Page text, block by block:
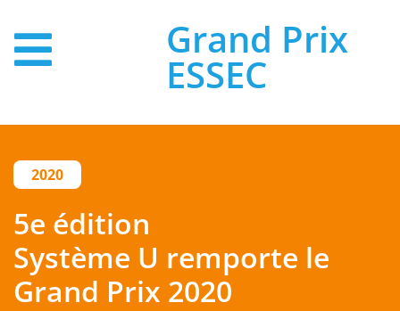
Grand Prix
ESSEC
2020
5e édition
Système U remporte le
Grand Prix 2020